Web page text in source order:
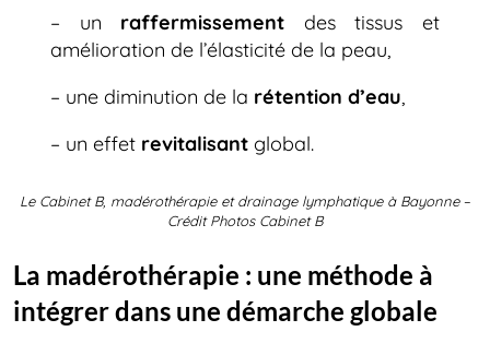
– un raffermissement des tissus et
amélioration de l’élasticité de la peau,
– une diminution de la rétention d’eau,
– un effet revitalisantglobal.
Le Cabinet B, madérothérapie et drainage lymphatique à Bayonne–
Crédit Photos Cabinet B
La madérothérapie : une méthode à
intégrer dans une démarche globale